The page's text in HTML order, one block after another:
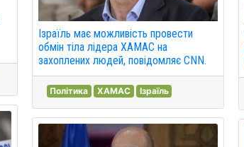
Ізраїль має можливість провести
обмін тіла лідера ХАМАС на
захоплених людей, повідомляє CNN.
Політика ХАМАС Ізраїль